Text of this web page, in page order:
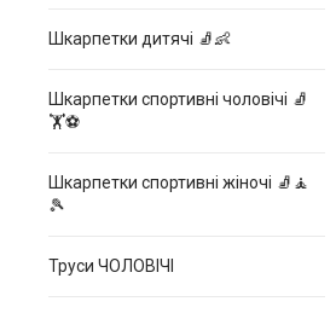
Шкарпетки дитячі 🧦👶
Шкарпетки спортивні чоловічі 🧦
🏋⚽
Шкарпетки спортивні жіночі 🧦🧘
🎾
Труси ЧОЛОВІЧІ